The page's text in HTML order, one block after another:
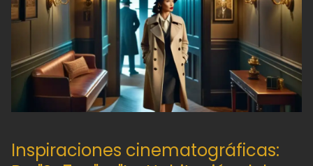
Inspiraciones cinematográficas: